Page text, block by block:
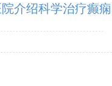
介绍科学治疗癫痫